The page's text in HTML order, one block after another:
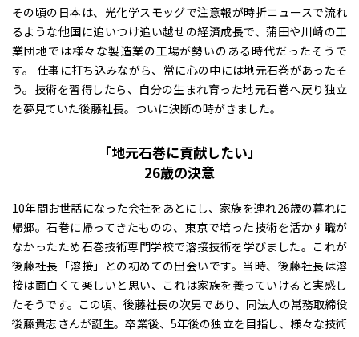
その頃の日本は、光化学スモッグで注意報が時折ニュースで流れ
るような他国に追いつけ追い越せの経済成長で、蒲田や川崎の工
業団地では様々な製造業の工場が勢いのある時代だったそうで
す。 仕事に打ち込みながら、常に心の中には地元石巻があったそ
う。技術を習得したら、自分の生まれ育った地元石巻へ戻り独立
を夢見ていた後藤社長。ついに決断の時がきました。
「地元石巻に貢献したい」
26歳の決意
10年間お世話になった会社をあとにし、家族を連れ26歳の暮れに
帰郷。石巻に帰ってきたものの、東京で培った技術を活かす職が
なかったため石巻技術専門学校で溶接技術を学びました。これが
後藤社長「溶接」との初めての出会いです。当時、後藤社長は溶
接は面白くて楽しいと思い、これは家族を養っていけると実感し
たそうです。この頃、後藤社長の次男であり、同法人の常務取締役
後藤貴志さんが誕生。卒業後、5年後の独立を目指し、様々な技術